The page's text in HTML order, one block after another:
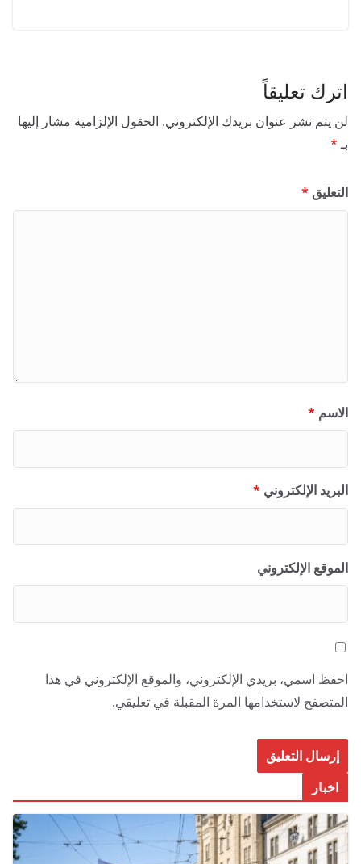
اترك تعليقاً
لن يتم نشر عنوان بريدك الإلكتروني. الحقول الإلزامية مشار إليها
بـ*
التعليق *
الاسم *
البريد الإلكتروني *
الموقع الإلكتروني
احفظ اسمي، بريدي الإلكتروني، والموقع الإلكتروني في هذا
المتصفح لاستخدامها المرة المقبلة في تعليقي.
اخبار